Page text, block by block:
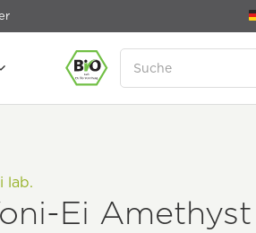
lab.
Ei Amethyst